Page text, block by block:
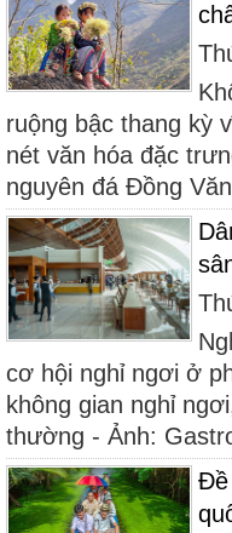
ruộng bậc thang kỳ
nét văn hóa đặc
nguyên đá Đồng
cơ hội nghỉ ngơi ở
không gian nghỉ
thường - Ảnh:
Đề